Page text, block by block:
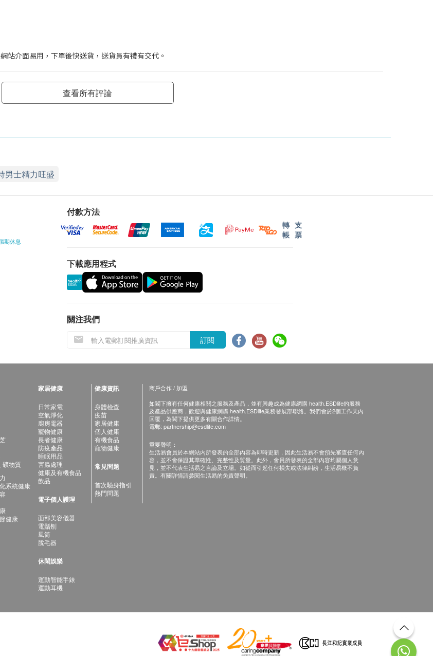
介面易用，下單後快送貨，送貨員有禮有交代。
查看所有評論
男士精力旺盛
期休息
付款方法
轉
帳
支
票
下載應用程式
關注我們
訂閱
礦物質
系統健康
健康
家居健康
日常家電
空氣淨化
廚房電器
寵物健康
長者健康
防疫產品
睡眠用品
害蟲處理
健康及有機食品
飲品
電子個人護理
面部美容儀器
電鬚刨
風筒
脫毛器
休閑娛樂
運動智能手錶
運動耳機
健康資訊
身體檢查
疫苗
家居健康
個人健康
有機食品
寵物健康
常見問題
首次驗身指引
熱門問題
商戶合作 / 加盟
如閣下擁有任何健康相關之服務及產品，並有興趣成為健康網購 health.ESDlife的服務
及產品供應商，歡迎與健康網購 health.ESDlife業務發展部聯絡。我們會於2個工作天內
回覆，為閣下提供更多有關合作詳情。
電郵: partnership@esdlife.com
重要聲明：
生活易會員於本網站內所發表的全部內容為即時更新，因此生活易不會預先審查任何內
容，並不會保證其準確性、完整性及質量。此外，會員所發表的全部內容均屬個人意
見，並不代表生活易之言論及立場。如從而引起任何損失或法律糾紛，生活易概不負
責。有關詳情請參閱生活易的免責聲明。